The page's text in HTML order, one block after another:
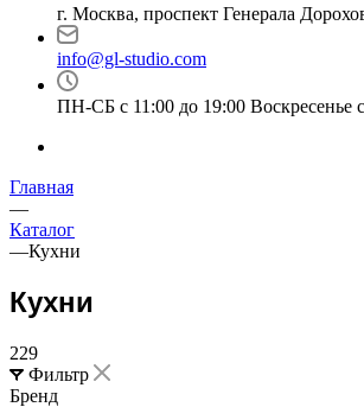
г. Москва, проспект Генерала
info@gl-studio.com
ПН-СБ с 11:00 до 19:00 Воскресенье
Главная
—
Каталог
—Кухни
Кухни
229
Фильтр
Бренд